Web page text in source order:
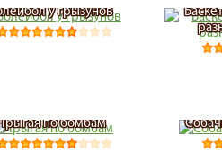
у грызунов
по бомбам